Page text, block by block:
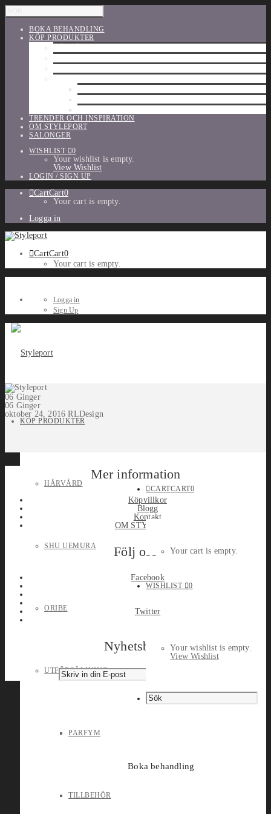
BOKA BEHANDLING
KÖP PRODUKTER
TRENDER OCH INSPIRATION
OM STYLEPORT
SALONGER
WISHLIST
0
Your wishlist is empty.
View Wishlist
LOGIN / SIGN UP
CartCart0
Your cart is empty.
Logga in
CartCart0
Your cart is empty.
Logga in
Sign Up
KÖP PRODUKTER
HÅRVÅRD
SHU UEMURA
ORIBE
UTFÖRSÄLJNING
PARFYM
TILLBEHÖR
CARTCART0
Your cart is empty.
WISHLIST 0
Your wishlist is empty.
View Wishlist
Boka behandling
06 Ginger
06 Ginger
oktober 24, 2016 RLDesign
Mer information
Köpvillkor
Blogg
Kontakt
OM STYLEPORT
Följ oss
Facebook
Twitter
Nyhetsbrev